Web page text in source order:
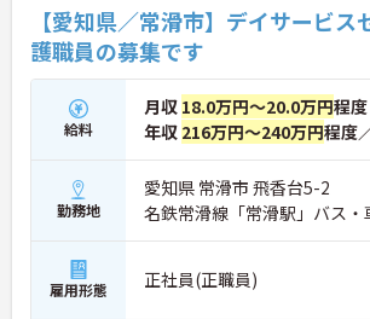
【愛知県／常滑市】デイサービス
護職員の募集です
給料
月収 18.0万円～20.0万円程度
年収 216万円～240万円程度
勤務地
愛知県 常滑市 飛香台5-2
名鉄常滑線「常滑駅」バス・
雇用形態 正社員(正職員)